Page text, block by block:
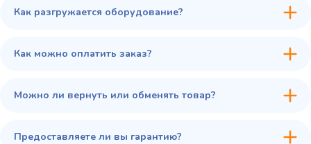
45 900 ₽
Как разгружается оборудование?
Как можно оплатить заказ?
Можно ли вернуть или обменять товар?
Предоставляете ли вы гарантию?